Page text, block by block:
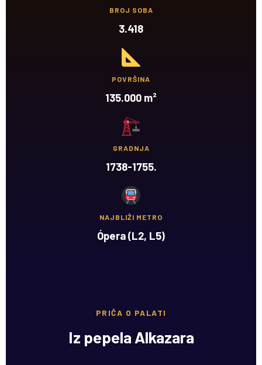
BROJ SOBA
3.418
POVRŠINA
135.000 m²
GRADNJA
1738-1755.
NAJBLIŽI METRO
Ópera (L2, L5)
PRIČA O PALATI
Iz pepela Alkazara